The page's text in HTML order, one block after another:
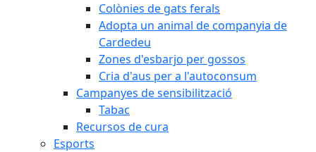
Colònies de gats ferals
Adopta un animal de companyia de
Cardedeu
Zones d'esbarjo per gossos
Cria d'aus per a l'autoconsum
Campanyes de sensibilització
Tabac
Recursos de cura
Esports